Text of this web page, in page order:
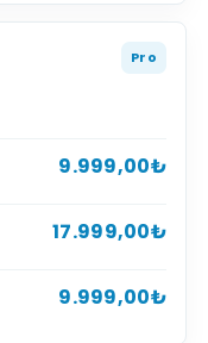
Pro
9.999,00₺
17.999,00₺
9.999,00₺